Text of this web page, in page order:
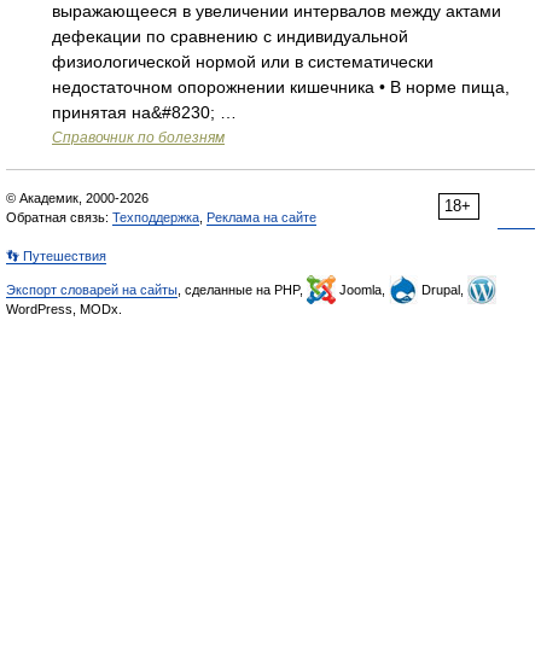
выражающееся в увеличении интервалов между актами
дефекации по сравнению с индивидуальной
физиологической нормой или в систематически
недостаточном опорожнении кишечника • В норме пища,
принятая на&#8230; …
Справочник по болезням
18+
© Академик, 2000-2026
Обратная связь: Техподдержка Реклама на сайте
👣 Путешествия
Экспорт словарей на сайты , сделанные на PHP, Joomla,
Drupal,
WordPress, MODx.